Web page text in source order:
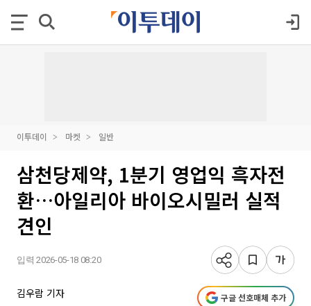
이투데이 마켓 일반
삼천당제약, 1분기 영업익 흑자전
환…아일리아 바이오시밀러 실적
견인
입력 2026-05-18 08:20
김우람 기자 구글 선호매체 추가